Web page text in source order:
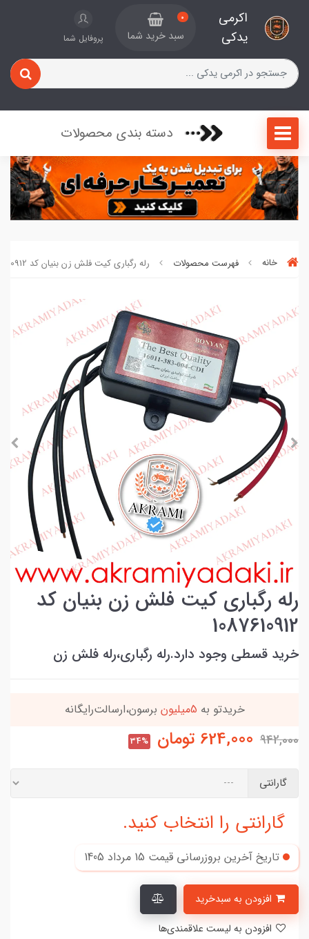
اکرمی
یدکی
0
سبد خرید شما پروفایل شما
دسته بندی محصولات
خانه فهرست محصولات رله رگباری کیت فلش زن بنیان کد 1087610912
رله رگباری کیت فلش زن بنیان کد
1087610912
خرید قسطی وجود دارد.رله رگباری،رله فلش زن
خریدتو به 5میلیون برسون،ارسالت‌رایگانه
942,000
624,000 تومان 34%
گارانتی
گارانتی را انتخاب کنید.
تاریخ آخرین بروزرسانی قیمت 15 مرداد 1405